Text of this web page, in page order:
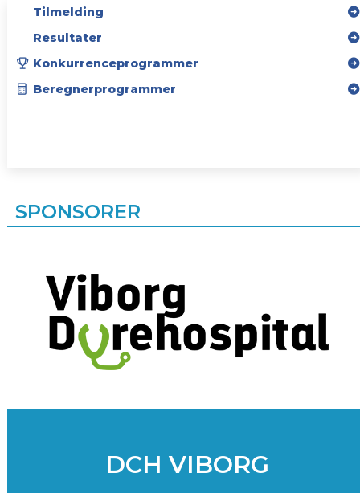
Tilmelding
Resultater
Konkurrenceprogrammer
Beregnerprogrammer
SPONSORER
DCH VIBORG